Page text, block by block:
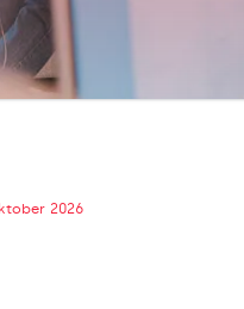
2026